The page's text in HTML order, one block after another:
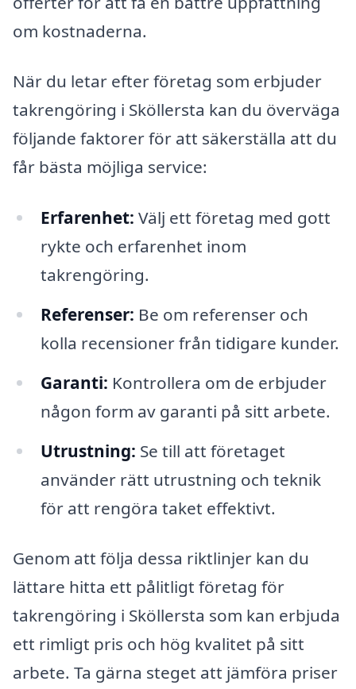
om kostnaderna.
När du letar efter företag som erbjuder
takrengöring i Sköllersta kan du överväga
följande faktorer för att säkerställa att du
får bästa möjliga service:
Erfarenhet: Välj ett företag med gott
rykte och erfarenhet inom
takrengöring.
Referenser: Be om referenser och
kolla recensioner från tidigare kunder.
Garanti: Kontrollera om de erbjuder
någon form av garanti på sitt arbete.
Utrustning: Se till att företaget
använder rätt utrustning och teknik
för att rengöra taket effektivt.
Genom att följa dessa riktlinjer kan du
lättare hitta ett pålitligt företag för
takrengöring i Sköllersta som kan erbjuda
ett rimligt pris och hög kvalitet på sitt
arbete. Ta gärna steget att jämföra priser